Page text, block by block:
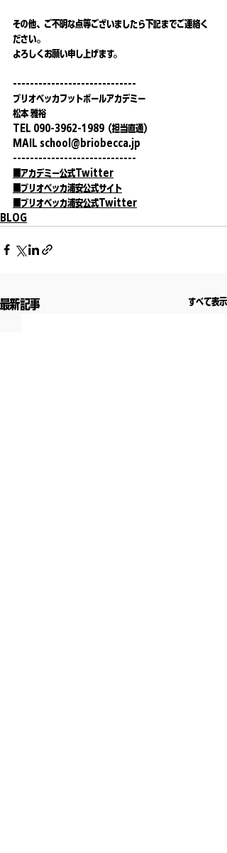
その他、ご不明な点等ございましたら下記までご連絡く
ださい。
よろしくお願い申し上げます。
-----------------------------
ブリオベッカフットボールアカデミー
松本 雅裕
TEL 090-3962-1989（担当直通）
MAIL school@briobecca.jp
-----------------------------
■アカデミー公式Twitter
■ブリオベッカ浦安公式サイト
■ブリオベッカ浦安公式Twitter
BLOG
最新記事 すべて表示